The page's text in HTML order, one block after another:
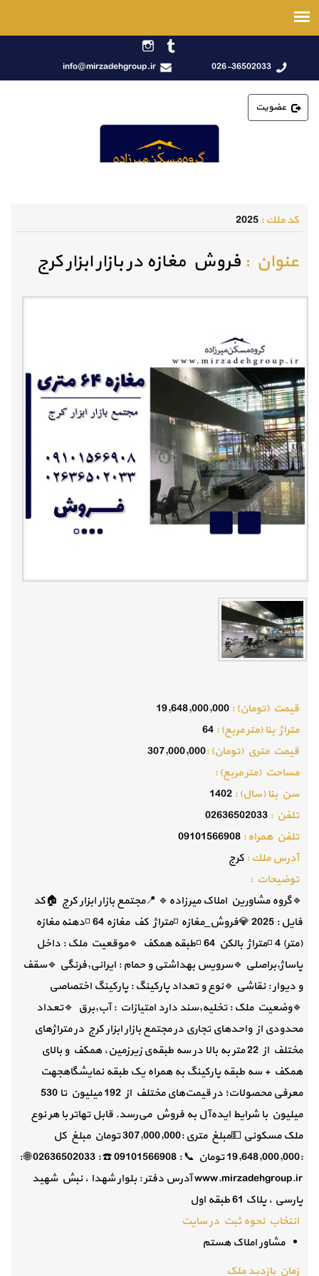
026-36502033
info@mirzadehgroup.ir
عضویت
كد ملك :2025
عنوان :فروش مغازه در بازار ابزار کرج
قيمت (تومان) :19,648,000,000
متراژ بنا (متر مربع) :64
قيمت متري (تومان) :307,000,000
مساحت (متر مربع) :
سن بنا (سال) :1402
تلفن :02636502033
تلفن همراه :09101566908
آدرس ملك :کرج
توضيحات :
🔹گروه مشاورین املاک میرزاده🔹 📍مجتمع بازار ابزار کرج 🏠کد
فایل : 2025 💎فروش_مغازه ◽️متراژ کف مغازه 64 ◽️دهنه مغازه
(متر) 4 ◽️متراژ بالکن 64 ◽️طبقه همکف 🔹موقعیت ملک : داخل
پاساژ,براصلی 🔹سرویس بهداشتی و حمام : ایرانی,فرنگی 🔹سقف
و دیوار : نقاشی 🔹نوع و تعداد پارکینگ : پارکینگ اختصاصی
🔹وضعیت ملک : تخلیه,سند دارد امتیازات : آب,برق 🔹تعداد
محدودی از واحدهای تجاری در مجتمع بازار ابزار کرج در متراژهای
مختلف از 22 متر به بالا در سه طبقه‌ی زیرزمین، همکف و بالای
همکف + سه طبقه پارکینگ به همراه یک طبقه نمایشگاهجهت
معرفی محصولات؛ در قیمت‌های مختلف از 192 میلیون تا 530
میلیون با شرایط ایده‌آل به فروش می‌رسد. قابل تهاتر با هر نوع
ملک مسکونی 💵مبلغ متری :307,000,000 تومان مبلغ کل
:19,648,000,000 تومان 📞 : 09101566908 ☎️ : 02636502033 🌐 :
www.mirzadehgroup.ir آدرس دفتر : بلوار شهدا ، نبش شهید
پارسی ، پلاک 61 طبقه اول
انتخاب نحوه ثبت در سایت
مشاور املاک هستم
زمان بازدید ملک